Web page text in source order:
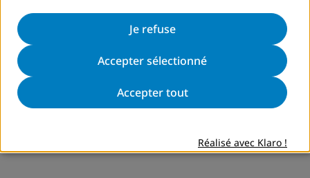
Je refuse
Accepter sélectionné
Accepter tout
Réalisé avec Klaro !